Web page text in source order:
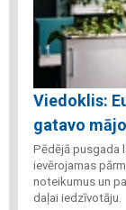
Viedoklis:
gatavo
Pēdējā pusgada
ievērojamas
noteikumus un
daļai iedzīvotāju.